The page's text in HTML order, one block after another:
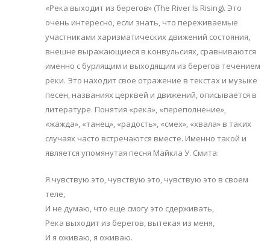
«Река выходит из берегов» (The River Is Rising). Это
очень интересно, если знать, что переживаемые
участниками харизматических движений состояния,
внешне выражающиеся в конвульсиях, сравниваются
именно с бурлящим и выходящим из берегов течением
реки. Это находит свое отражение в текстах и музыке
песен, названиях церквей и движений, описывается в
литературе. Понятия «река», «переполнение»,
«жажда», «танец», «радость», «смех», «хвала» в таких
случаях часто встречаются вместе. Именно такой и
является упомянутая песня Майкла У. Смита:
Я чувствую это, чувствую это, чувствую это в своем
теле,
И не думаю, что еще смогу это сдерживать,
Река выходит из берегов, вытекая из меня,
И я оживаю, я оживаю.